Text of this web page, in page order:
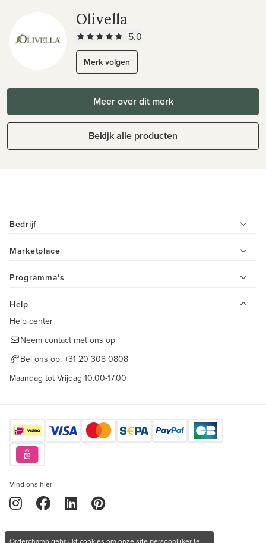
Olivella
5.0
Merk volgen
Meer over dit merk
Bekijk alle producten
Bedrijf
Marketplace
Programma's
Help
Help center
Neem contact met ons op
Bel ons op: +31 20 308 0808
Maandag tot Vrijdag 10.00-17.00
Vind ons hier
Orderchamp gebruikt cookies om onze site persoonlijker te